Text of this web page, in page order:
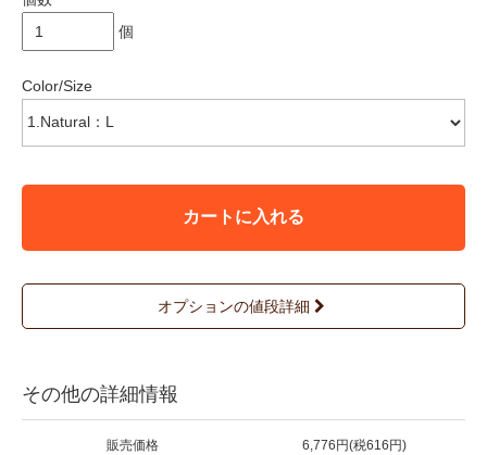
個
Color/Size
カートに入れる
オプションの値段詳細
その他の詳細情報
販売価格 6,776円(税616円)